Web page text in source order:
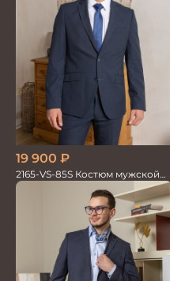
19 900 ₽
2165-VS-85S Костюм мужской
двойка